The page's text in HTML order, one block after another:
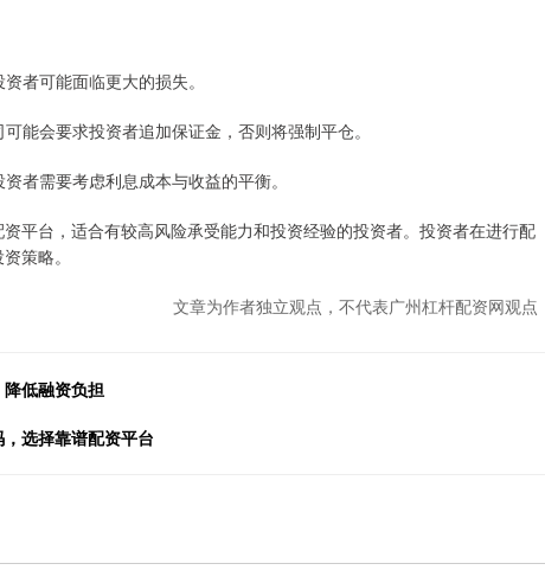
者可能面临更大的损失。
能会要求投资者追加保证金，否则将强制平仓。
者需要考虑利息成本与收益的平衡。
平台，适合有较高风险承受能力和投资经验的投资者。投资者在进行配
策略。
文章为作者独立观点，不代表广州杠杆配资网观点
低融资负担
选择靠谱配资平台